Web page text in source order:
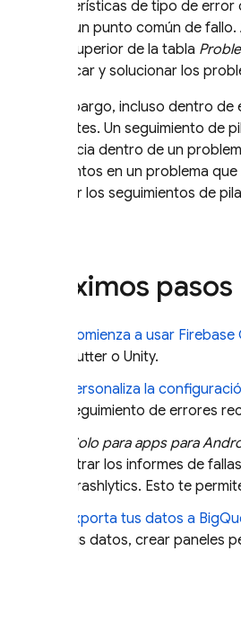
características de tipo de
tienen un punto común de
parte superior de la tabla
identificar y solucionar los
Sin embargo, incluso dentro
diferentes. Un seguimiento de
diferencia dentro de un
de eventos en un problema
depurar los seguimientos de
Próximos pasos
Comienza a usar Firebase
Flutter o Unity.
Personaliza la
seguimiento de errores
(Solo para apps para
filtrar los informes de
Crashlytics. Esto te
Exporta tus datos a
tus datos, crear paneles